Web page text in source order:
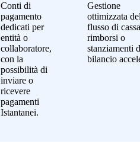
Conti di
pagamento
dedicati per
entità o
collaboratore,
con la
possibilità di
inviare o
ricevere
pagamenti
Istantanei.
Gestione
ottimizzata
flusso di
rimborsi o
stanziamenti
bilancio